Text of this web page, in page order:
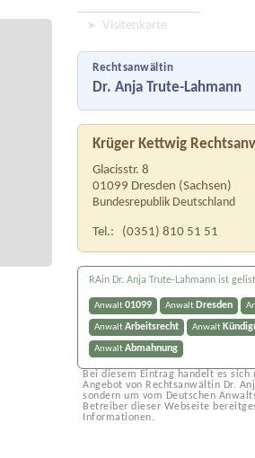
Visitenkarte
Rechtsanwältin
Dr. Anja Trute-Lahmann
Krüger Kettwig
Glacisstr. 8
01099 Dresden (Sachsen)
Bundesrepublik Deutschland
Tel.: (0351) 810 51 51
RAin Dr. Anja Trute-Lahmann ist
Anwalt01099 Anwalt Dresden
AnwaltArbeitsrecht Anwalt
AnwaltAbmahnung
Bei diesem Eintrag handelt es sich
Angebot von Rechtsanwältin Dr.
sondern um vom Deutschen
Betreiber dieser Webseite
Informationen.